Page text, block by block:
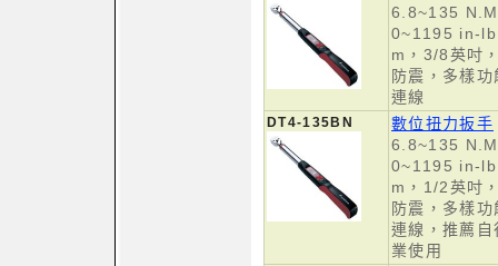
6.8~135
0~1195 in-
m，3/8英吋
防震，多樣
連線
DT4-135BN
數位扭力扳手
6.8~135
0~1195 in-
m，1/2英吋
防震，多樣
連線，推薦
業使用